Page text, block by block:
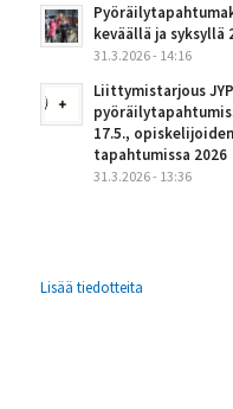
keväällä ja syksyllä
31.3.2026 - 14:16
Liittymistarjous
17.5.,
tapahtumissa 2026
31.3.2026 - 13:36
Lisää tiedotteita